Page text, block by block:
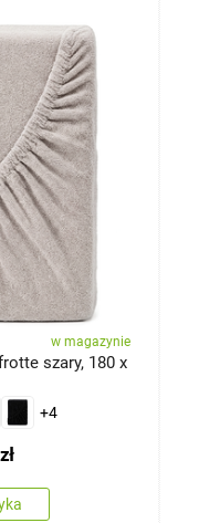
w magazynie
szary, 180 x
+4
zł